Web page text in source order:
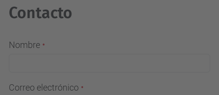
Contacto
Nombre
Correo electrónico